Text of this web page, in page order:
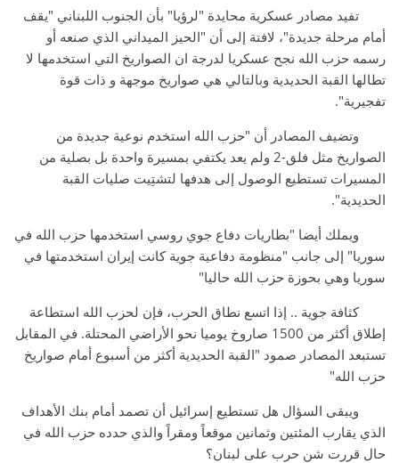
تفيد مصادر عسكرية محايدة "لرؤيا" بأن الجنوب اللبناني "يقف
أمام مرحلة جديدة"، لافتة إلى أن "الحيز الميداني الذي صنعه أو
رسمه حزب الله نجح عسكريا لدرجة ان الصواريخ التي استخدمها لا
تطالها القبة الحديدية وبالتالي هي صواريخ موجهة و ذات قوة
تفجيرية".
وتضيف المصادر أن "حزب الله استخدم نوعية جديدة من
الصواريخ مثل فلق-2 ولم يعد يكتفي بمسيرة واحدة بل بصلية من
المسيرات تستطيع الوصول إلى هدفها لتشتِيت صليات القبة
الحديدية".
ويملك أيضا "بطاريات دفاع جوي روسي استخدمها حزب الله في
سوريا" إلى جانب "منظومة دفاعية جوية كانت إيران استخدمتها في
سوريا وهي بحوزة حزب الله حاليا"
كثافة جوية .. إذا اتسع نطاق الحرب، فإن لحزب الله استطاعة
إطلاق أكثر من 1500 صاروخ يوميا نحو الأراضي المحتلة. في المقابل
تستبعد المصادر صمود "القبة الحديدية أكثر من أسبوع أمام صواريخ
حزب الله"
ويبقى السؤال هل تستطيع إسرائيل أن تصمد أمام بنك الأهداف
الذي يقارب المئتين وثمانين موقعاً ومقراً والذي حدده حزب الله في
حال قررت شن حرب على لبنان؟